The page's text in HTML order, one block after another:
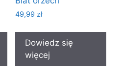
49,99 zł
Dowiedz się
więcej